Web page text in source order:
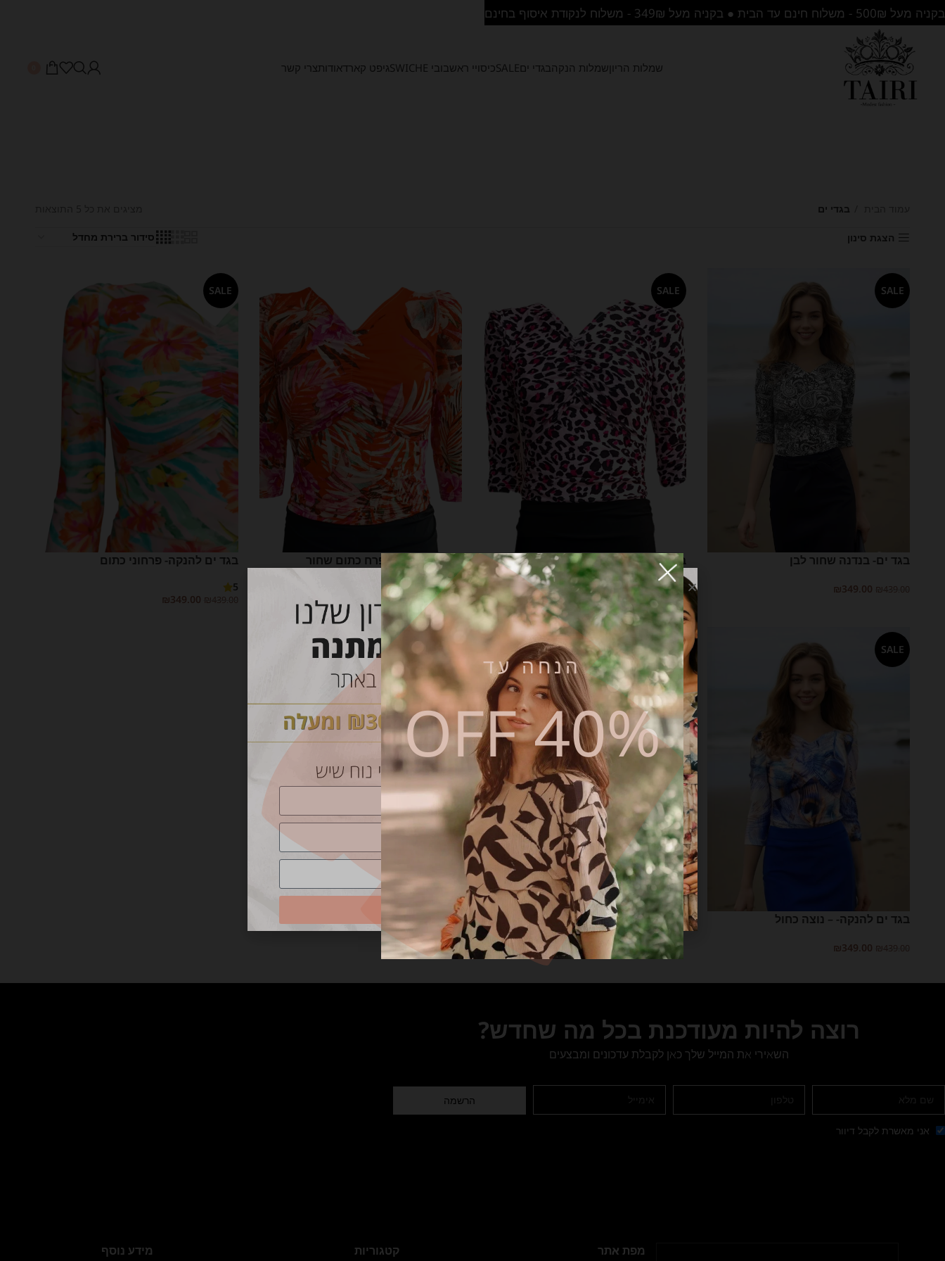
שמלות הריון שמלות הנקהבגדי יםSALEכיסויי ראשבובי SWICHE גיפט קארדאודותצרי קשר
בגדי ים
הצגת סינון
SALE
בגד ים- בנדנה שחור לבן
₪ 439.00
₪349.00
SALE
בגד ים להנקה – מנומר פוקסיה
₪439.00
₪ 349.00
בחר אפשרויות
בגד ים להנקה- פרח כתום שחור
₪439.00
בחר אפשרויות
SALE
בגד ים להנקה- פרחוני כתום
5
₪ 439.00
₪349.00
SALE
בגד ים להנקה- – נוצה כחול
₪ 439.00
₪349.00
רוצה להיות מעודכנת בכל מה שחדש?
השאירי את המייל שלך כאן לקבלת עדכונים ומבצעים
אני מאשרת לקבל דיוור
הרשמה
מפת אתר קטגוריות מידע נוסף
בקניה מעל 500₪ - משלוח חינם עד הבית ● בקניה מעל 349₪ - משלוח לנקודת איסוף בחינם
שליחה
הנחה עד
40% OFF